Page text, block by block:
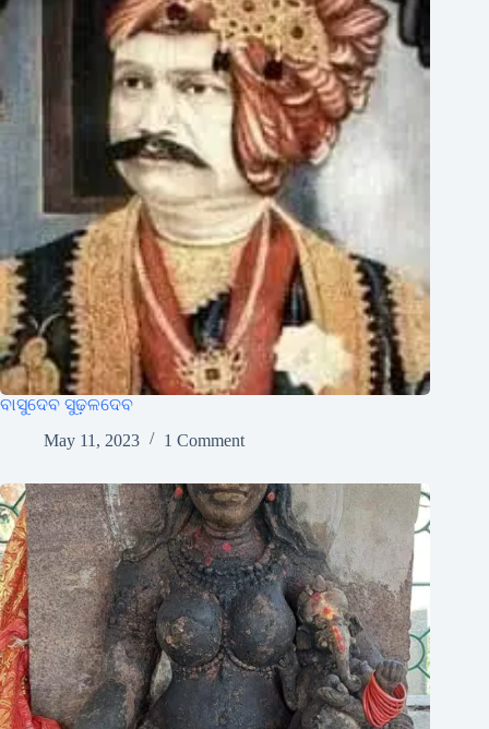
ବାସୁଦେବ ସୁଢ଼ଳଦେବ
May 11, 2023
1 Comment